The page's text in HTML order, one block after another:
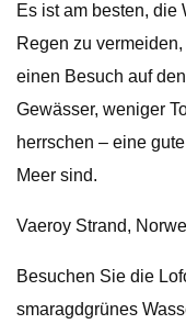
Es ist am besten, die
Regen zu
einen Besuch auf
Gewässer, weniger
herrschen – eine
Meer sind.
Vaeroy Strand,
Besuchen Sie die
smaragdgrünes